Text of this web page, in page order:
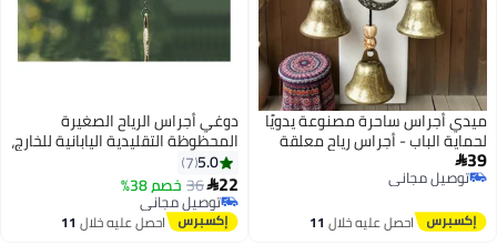
ميدي أجراس ساحرة مصنوعة يدويًا
لحماية الباب - أجراس رياح معلقة
من الخيزران بتصميم عتيق - زينة
مقابض أبواب بوهيمية على شكل
لجلب الحظ
39
توصيل مجاني
توصيل مجاني
احصل عليه خلال 11
دوغي أجراس الرياح الصغيرة
المحظوظة التقليدية اليابانية للخارج،
جرس الرياح من الحديد الزهر من
إيواتسو لبركة المعبد والذكرى
والتعاطف أجراس الرياح الورقية
داخل حديقة الجرس، الفناء، الشرفة
5.0
7
22
36 خصم 38%
توصيل مجاني
توصيل مجانياحصل عليه خلال 11